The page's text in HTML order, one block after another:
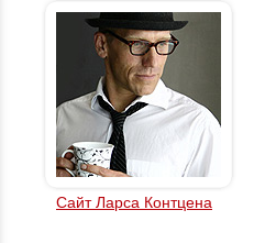
Сайт Ларса Контцена